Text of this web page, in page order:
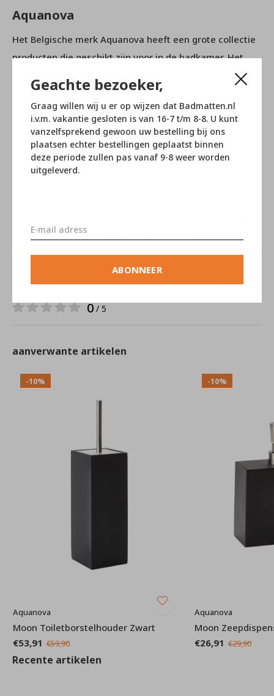
Geachte bezoeker,
Graag willen wij u er op wijzen dat Badmatten.nl
i.v.m. vakantie gesloten is van 16-7 t/m 8-8. U kunt
vanzelfsprekend gewoon uw bestelling bij ons
plaatsen echter bestellingen geplaatst binnen
deze periode zullen pas vanaf 9-8 weer worden
uitgeleverd.
ABONNEER
Aquanova
Het Belgische merk Aquanova heeft een grote collectie
producten die geschikt zijn voor in de badkamer. Het
grote assortiment omslaat onder andere prachtige
handdoeken, badmatten, badjassen, wasmanden,
zeeppompjes, spiegels, toilet borstels en opbergdoosjes
behoren hiertoe. Alle artikelen zijn gemaakt van
hoogwaardige materialen en vervaardigd met het oog
op gebruikersgemak. Met de prachtige duurzame
anders, neem dan contact op met onze
0 / 5
aanverwante artikelen
-10%
Aquanova
Moon Toiletborstelhouder Zwart
€53,91 €59,90
-10%
Aquanova
Moon
€26,91 €29,90
Recente artikelen